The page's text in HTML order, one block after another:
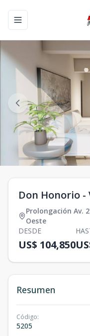
Toggle navigation
Don Honorio
Prolongación Av.
Oeste
DESDE
US$ 104,850
Resumen
Código:
5205